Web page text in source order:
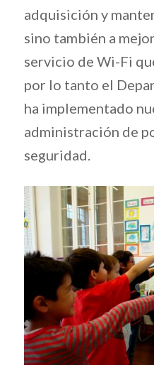
adquisición y
sino también a
servicio de Wi-Fi
por lo tanto el
ha implementado
administración de
seguridad.